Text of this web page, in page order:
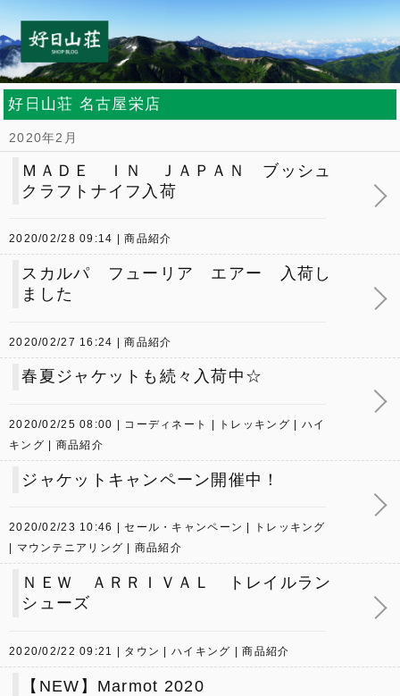
好日山荘 名古屋栄店
2020年2月
ＭＡＤＥ ＩＮ ＪＡＰＡＮ ブッシュ
クラフトナイフ入荷
2020/02/28 09:14 商品紹介
スカルパ フューリア エアー 入荷し
ました
2020/02/27 16:24 商品紹介
春夏ジャケットも続々入荷中☆
2020/02/25 08:00 コーディネート トレッキング
ハイ
キング
商品紹介
ジャケットキャンペーン開催中！
2020/02/23 10:46 セール・キャンペーン
トレッキング
マウンテニアリング
商品紹介
ＮＥＷ ＡＲＲＩＶＡＬ トレイルラン
シューズ
2020/02/22 09:21 タウン ハイキング 商品紹介
【NEW】Marmot 2020